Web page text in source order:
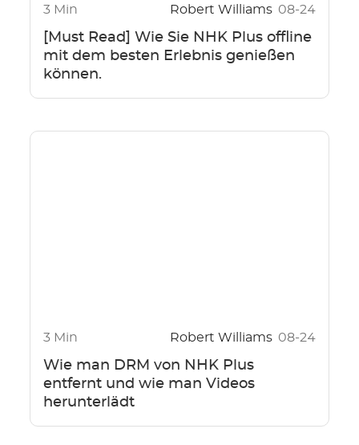
3 Min Robert Williams 08-24
[Must Read] Wie Sie NHK Plus offline
mit dem besten Erlebnis genießen
können.
3 Min Robert Williams 08-24
Wie man DRM von NHK Plus
entfernt und wie man Videos
herunterlädt